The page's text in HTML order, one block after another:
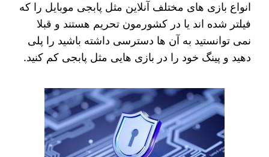
انواع بازی های مختلف آنلاین مثل پابجی موبایل را که
فیلتر شده اند یا در کشورمون تحریم هستند و قبلا
نمی توانستید به آن ها دسترسی داشته باشید را پلی
دهید و پینگ خود را در بازی هایی مثل پابجی کم کنید.